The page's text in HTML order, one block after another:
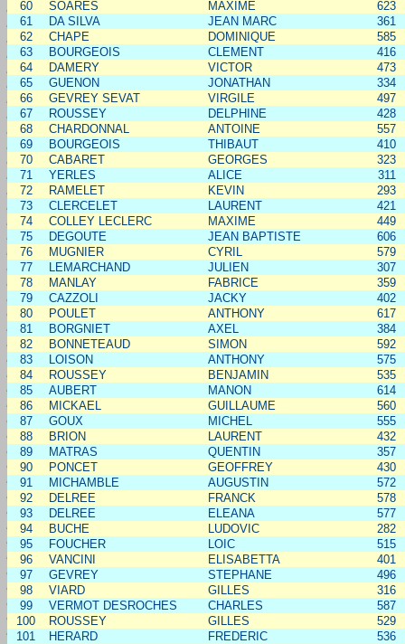
60
SOARES MAXIME
623
61
DA SILVA JEAN MARC
361
62
CHAPE DOMINIQUE
585
63
BOURGEOIS CLEMENT
416
64
DAMERY VICTOR
473
65
GUENON JONATHAN
334
66
GEVREY SEVAT VIRGILE
497
67
ROUSSEY DELPHINE
428
68
CHARDONNAL ANTOINE
557
69
BOURGEOIS THIBAUT
410
70
CABARET GEORGES
323
71
YERLES ALICE
311
72
RAMELET KEVIN
293
73
CLERCELET LAURENT
421
74
COLLEY LECLERC MAXIME
449
75
DEGOUTE JEAN BAPTISTE
606
76
MUGNIER CYRIL
579
77
LEMARCHAND JULIEN
307
78
MANLAY FABRICE
359
79
CAZZOLI JACKY
402
80
POULET ANTHONY
617
81
BORGNIET AXEL
384
82
BONNETEAUD SIMON
592
83
LOISON ANTHONY
575
84
ROUSSEY BENJAMIN
535
85
AUBERT MANON
614
86
MICKAEL GUILLAUME
560
87
GOUX MICHEL
555
88
BRION LAURENT
432
89
MATRAS QUENTIN
357
90
PONCET GEOFFREY
430
91
MICHAMBLE AUGUSTIN
572
92
DELREE FRANCK
578
93
DELREE ELEANA
577
94
BUCHE LUDOVIC
282
95
FOUCHER LOIC
515
96
VANCINI ELISABETTA
401
97
GEVREY STEPHANE
496
98
VIARD GILLES
316
99
VERMOT DESROCHES CHARLES
587
100
ROUSSEY GILLES
529
101
HERARD FREDERIC
536